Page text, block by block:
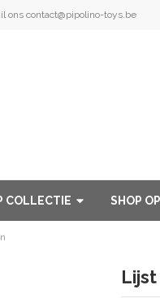
ons contact@pipolino-toys.be
COLLECTIE SHOP